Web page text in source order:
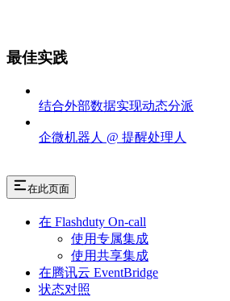
最佳实践
结合外部数据实现动态分派
企微机器人 @ 提醒处理人
在此页面
在 Flashduty On-call
使用专属集成
使用共享集成
在腾讯云 EventBridge
状态对照